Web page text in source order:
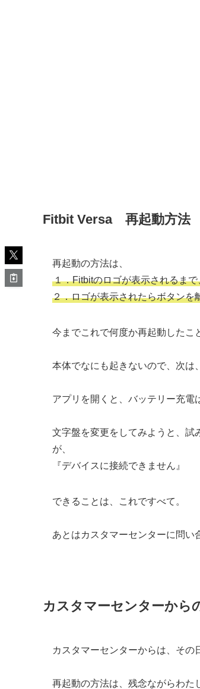
Fitbit Versa 再起動方法
再起動の方法は、
１．Fitbitのロゴが表示されるま
２．ロゴが表示されたらボタンを
今までこれで何度か再起動したこ
本体でなにも起きないので、次は
アプリを開くと、バッテリー充電
文字盤を変更をしてみようと、試
が、
『デバイスに接続できません』
できることは、これですべて。
あとはカスタマーセンターに問い
カスタマーセンターから
カスタマーセンターからは、その
再起動の方法は、残念ながらわた